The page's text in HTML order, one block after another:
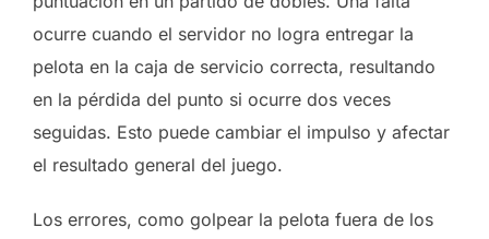
ocurre cuando el servidor no logra entregar la
pelota en la caja de servicio correcta, resultando
en la pérdida del punto si ocurre dos veces
seguidas. Esto puede cambiar el impulso y afectar
el resultado general del juego.
Los errores, como golpear la pelota fuera de los